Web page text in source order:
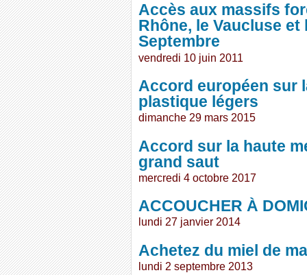
Accès aux massifs
Rhône, le Vaucluse et
Septembre
vendredi 10 juin 2011
Accord européen sur
plastique légers
dimanche 29 mars 2015
Accord sur la haute
grand saut
mercredi 4 octobre 2017
ACCOUCHER À
lundi 27 janvier 2014
Achetez du miel de
lundi 2 septembre 2013